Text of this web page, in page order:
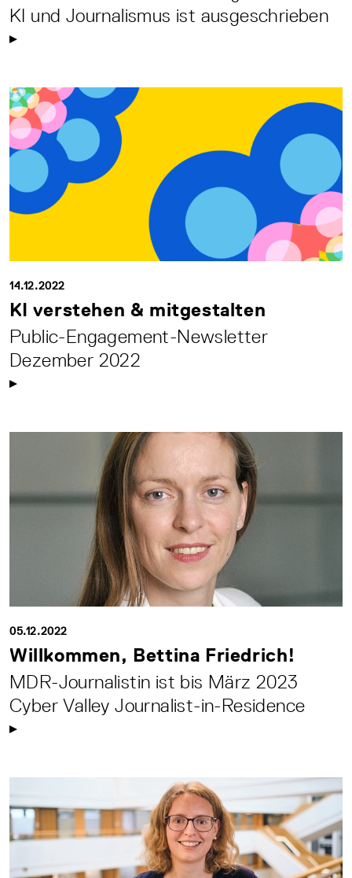
KI und Journalismus ist ausgeschrieben
14.12.2022
KI verstehen & mitgestalten
Public-Engagement-Newsletter
Dezember 2022
05.12.2022
Willkommen, Bettina Friedrich!
MDR-Journalistin ist bis März 2023
Cyber Valley Journalist-in-Residence